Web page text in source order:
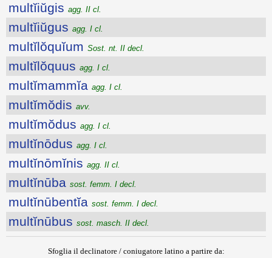
multĭiŭgis agg. II cl.
multĭiŭgus agg. I cl.
multĭlŏquĭum Sost. nt. II decl.
multĭlŏquus agg. I cl.
multĭmammĭa agg. I cl.
multĭmŏdis avv.
multĭmŏdus agg. I cl.
multĭnōdus agg. I cl.
multĭnōmĭnis agg. II cl.
multĭnūba sost. femm. I decl.
multĭnūbentĭa sost. femm. I decl.
multĭnūbus sost. masch. II decl.
Sfoglia il declinatore / coniugatore latino a partire da: